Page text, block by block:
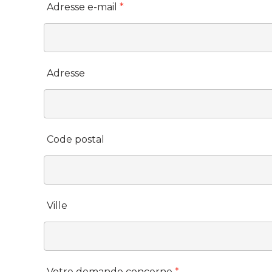
Adresse e-mail *
Adresse
Code postal
Ville